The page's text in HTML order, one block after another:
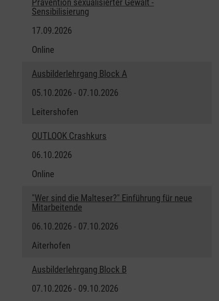
Sensibilisierung
17.09.2026
Online
Ausbilderlehrgang Block A
05.10.2026 - 07.10.2026
Leitershofen
OUTLOOK Crashkurs
06.10.2026
Online
"Wer sind die Malteser?" Einführung für neue
Mitarbeitende
06.10.2026 - 07.10.2026
Aiterhofen
Ausbilderlehrgang Block B
07.10.2026 - 09.10.2026